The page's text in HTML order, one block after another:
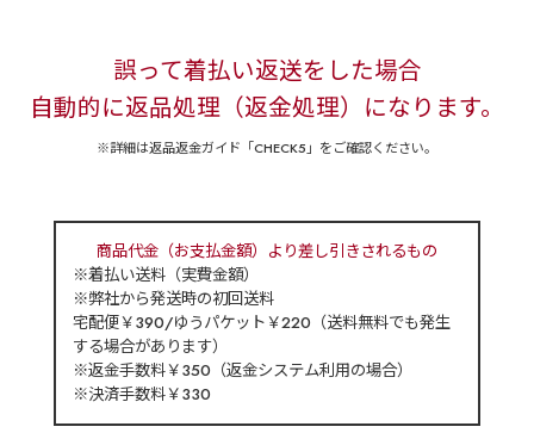
誤って着払い返送をした場合
自動的に返品処理（返金処理）になります。
※詳細は返品返金ガイド「CHECK5」をご確認ください。
商品代金（お支払金額）より差し引きされるもの
※着払い送料（実費金額）
※弊社から発送時の初回送料
宅配便￥390/ゆうパケット￥220（送料無料でも発生
する場合があります）
※返金手数料￥350（返金システム利用の場合）
※決済手数料￥330